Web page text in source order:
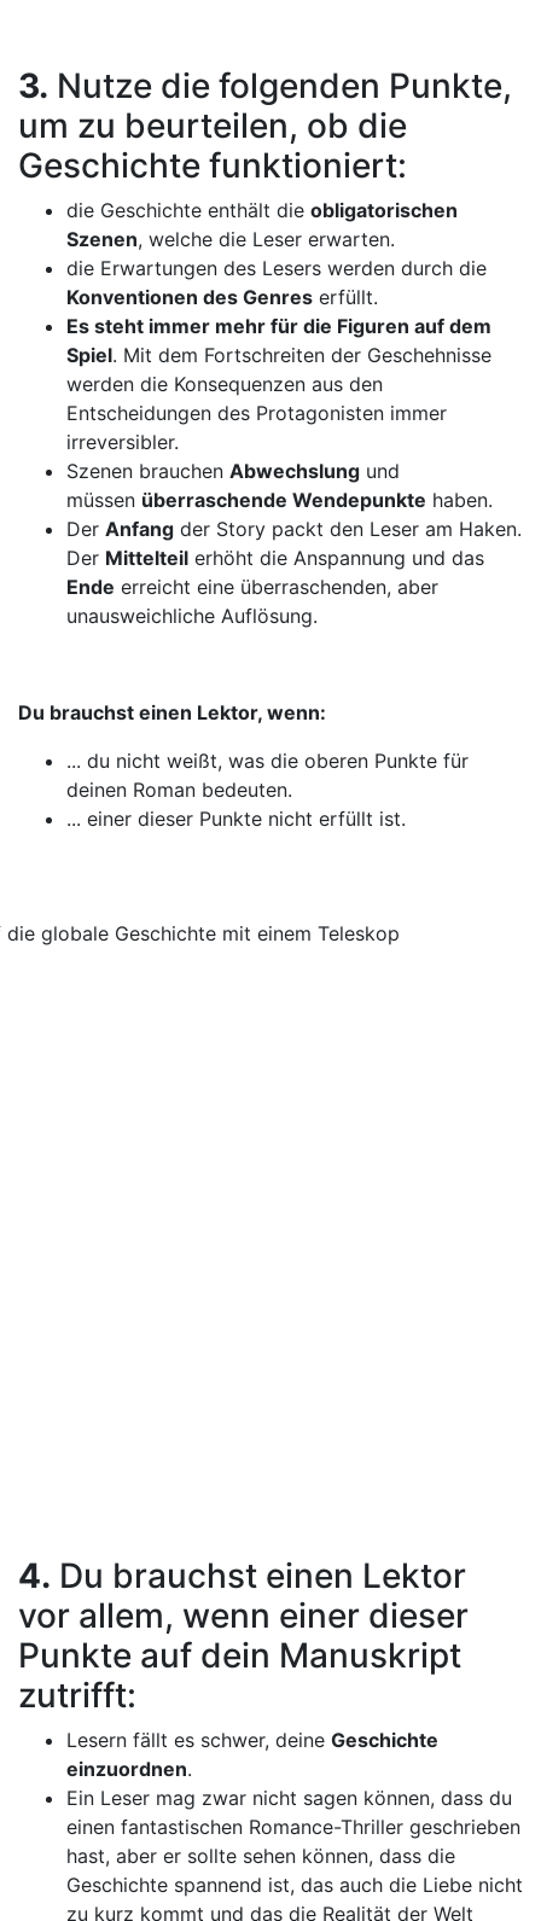
3. Nutze die folgenden Punkte,
um zu beurteilen, ob die
Geschichte funktioniert:
die Geschichte enthält die obligatorischen
Szenen, welche die Leser erwarten.
die Erwartungen des Lesers werden durch die
Konventionen des Genres erfüllt.
Es steht immer mehr für die Figuren auf dem
Spiel. Mit dem Fortschreiten der Geschehnisse
werden die Konsequenzen aus den
Entscheidungen des Protagonisten immer
irreversibler.
Szenen brauchen Abwechslung und
müssen überraschende Wendepunkte haben.
Der Anfang der Story packt den Leser am Haken.
Der Mittelteil erhöht die Anspannung und das
Ende erreicht eine überraschenden, aber
unausweichliche Auflösung.
Du brauchst einen Lektor, wenn:
... du nicht weißt, was die oberen Punkte für
deinen Roman bedeuten.
... einer dieser Punkte nicht erfüllt ist.
4. Du brauchst einen Lektor
vor allem, wenn einer dieser
Punkte auf dein Manuskript
zutrifft:
Lesern fällt es schwer, deine Geschichte
einzuordnen.
Ein Leser mag zwar nicht sagen können, dass du
einen fantastischen Romance-Thriller geschrieben
hast, aber er sollte sehen können, dass die
Geschichte spannend ist, das auch die Liebe nicht
zu kurz kommt und das die Realität der Welt